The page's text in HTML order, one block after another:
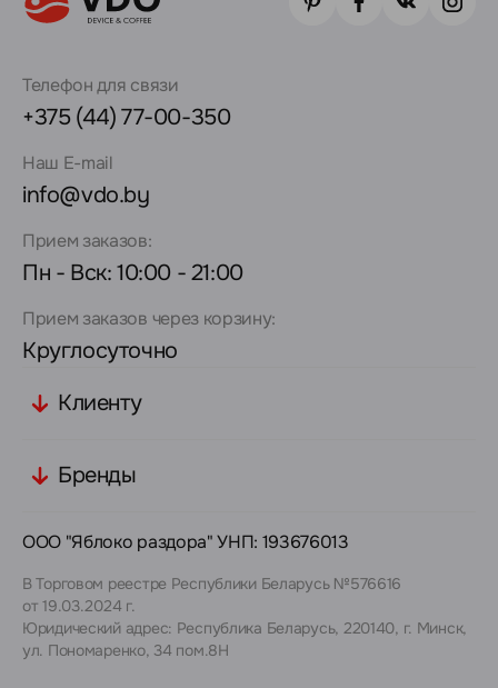
Телефон для связи
+375 (44) 77-00-350
Наш E-mail
info@vdo.by
Прием заказов:
Пн - Вск: 10:00 - 21:00
Прием заказов через корзину:
Круглосуточно
Клиенту
Бренды
ООО "Яблоко раздора" УНП: 193676013
В Торговом реестре Республики Беларусь №576616
от 19.03.2024 г.
Юридический адрес: Республика Беларусь, 220140, г. Минск,
ул. Пономаренко, 34 пом.8Н